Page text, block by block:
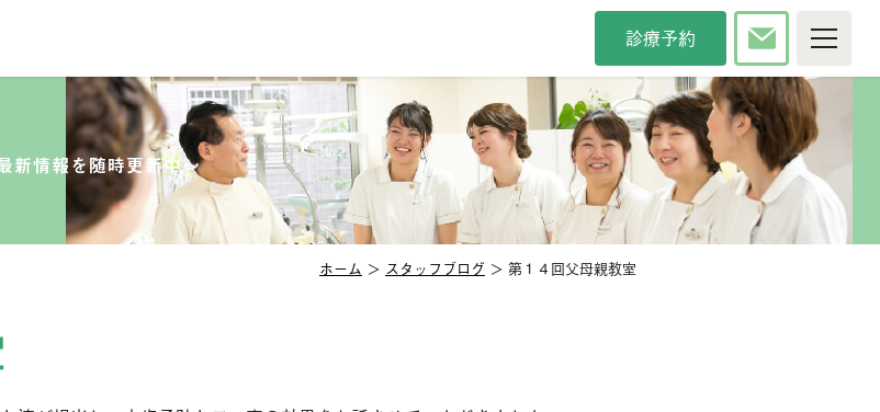
診療予約
当院について
診療時間・方針
院長紹介
スタッフ紹介
インタビュー
院内紹介
アクセス
新情報を随時更新中〜
ホーム ＞ スタッフブログ ＞ 第１４回父母親教室